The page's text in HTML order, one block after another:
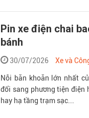
Pin xe điện chai
bánh
30/07/2026 Xe và
Nỗi băn khoăn lớn nhất
đổi sang phương tiện điện
hay hạ tầng trạm sạc...